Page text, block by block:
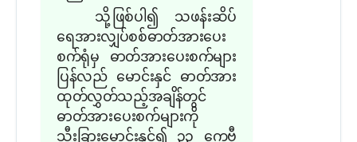
သို့ဖြစ်ပါ၍ သဖန်းဆိပ်
ရေအားလျှပ်စစ်ဓာတ်အားပေး
စက်ရုံမှ ဓာတ်အားပေးစက်များ
ပြန်လည် မောင်းနှင် ဓာတ်အား
ထုတ်လွှတ်သည့်အချိန်တွင်
ဓာတ်အားပေးစက်များကို
သီးခြားမောင်းနှင်၍ ၃၃ ကေဗွီ